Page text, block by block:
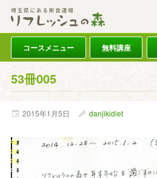
コースメニュー 無料講座
53冊005
2015年1月5日 danjikidiet